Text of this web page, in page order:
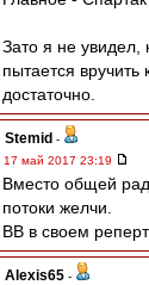
Зато я не увидел,
пытается вручить
достаточно.
Stemid -
17 май 2017 23:19
Вместо общей
потоки желчи.
ВВ в своем
Alexis65 -